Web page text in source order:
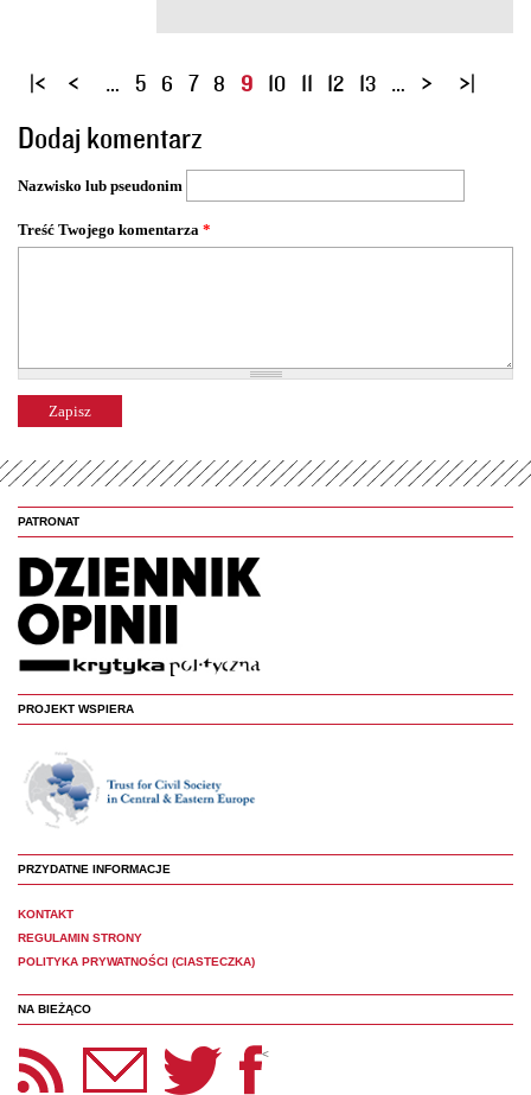
S
r
o
n
y
… 5 6 7 8 9 10 11 12 13 …
Dodaj komentarz
Nazwisko lub pseudonim
Treść Twojego komentarza *
PATRONAT
PROJEKT WSPIERA
PRZYDATNE INFORMACJE
KONTAKT
REGULAMIN STRONY
POLITYKA PRYWATNOŚCI (CIASTECZKA)
NA BIEŻĄCO
Panoptyka Facebook <